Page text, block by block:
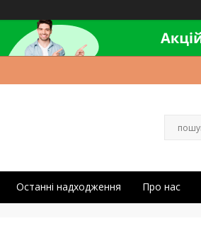
Останні надходження Про нас